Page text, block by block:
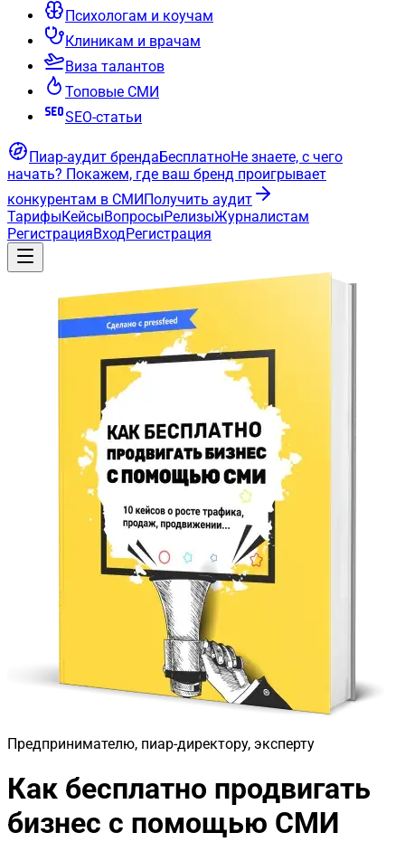
Психологам и коучам
Клиникам и врачам
Виза талантов
Топовые СМИ
SEO-статьи
Пиар-аудит брендаБесплатноНе знаете, с чего
начать? Покажем, где ваш бренд проигрывает
конкурентам в СМИПолучить аудит
ТарифыКейсыВопросыРелизыЖурналистам
РегистрацияВходРегистрация
Предпринимателю, пиар-директору, эксперту
Как бесплатно продвигать
бизнес с помощью СМИ